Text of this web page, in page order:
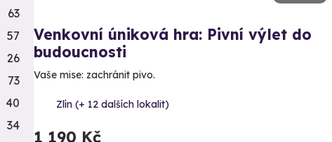
Venkovní úniková hra: Pivní výlet do
budoucnosti
Vaše mise: zachránit pivo.
Zlín (+ 12 dalších lokalit)
1 190 Kč
63
57
26
73
40
34